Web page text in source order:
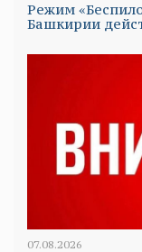
Режим
Башкирии
07.08.2026